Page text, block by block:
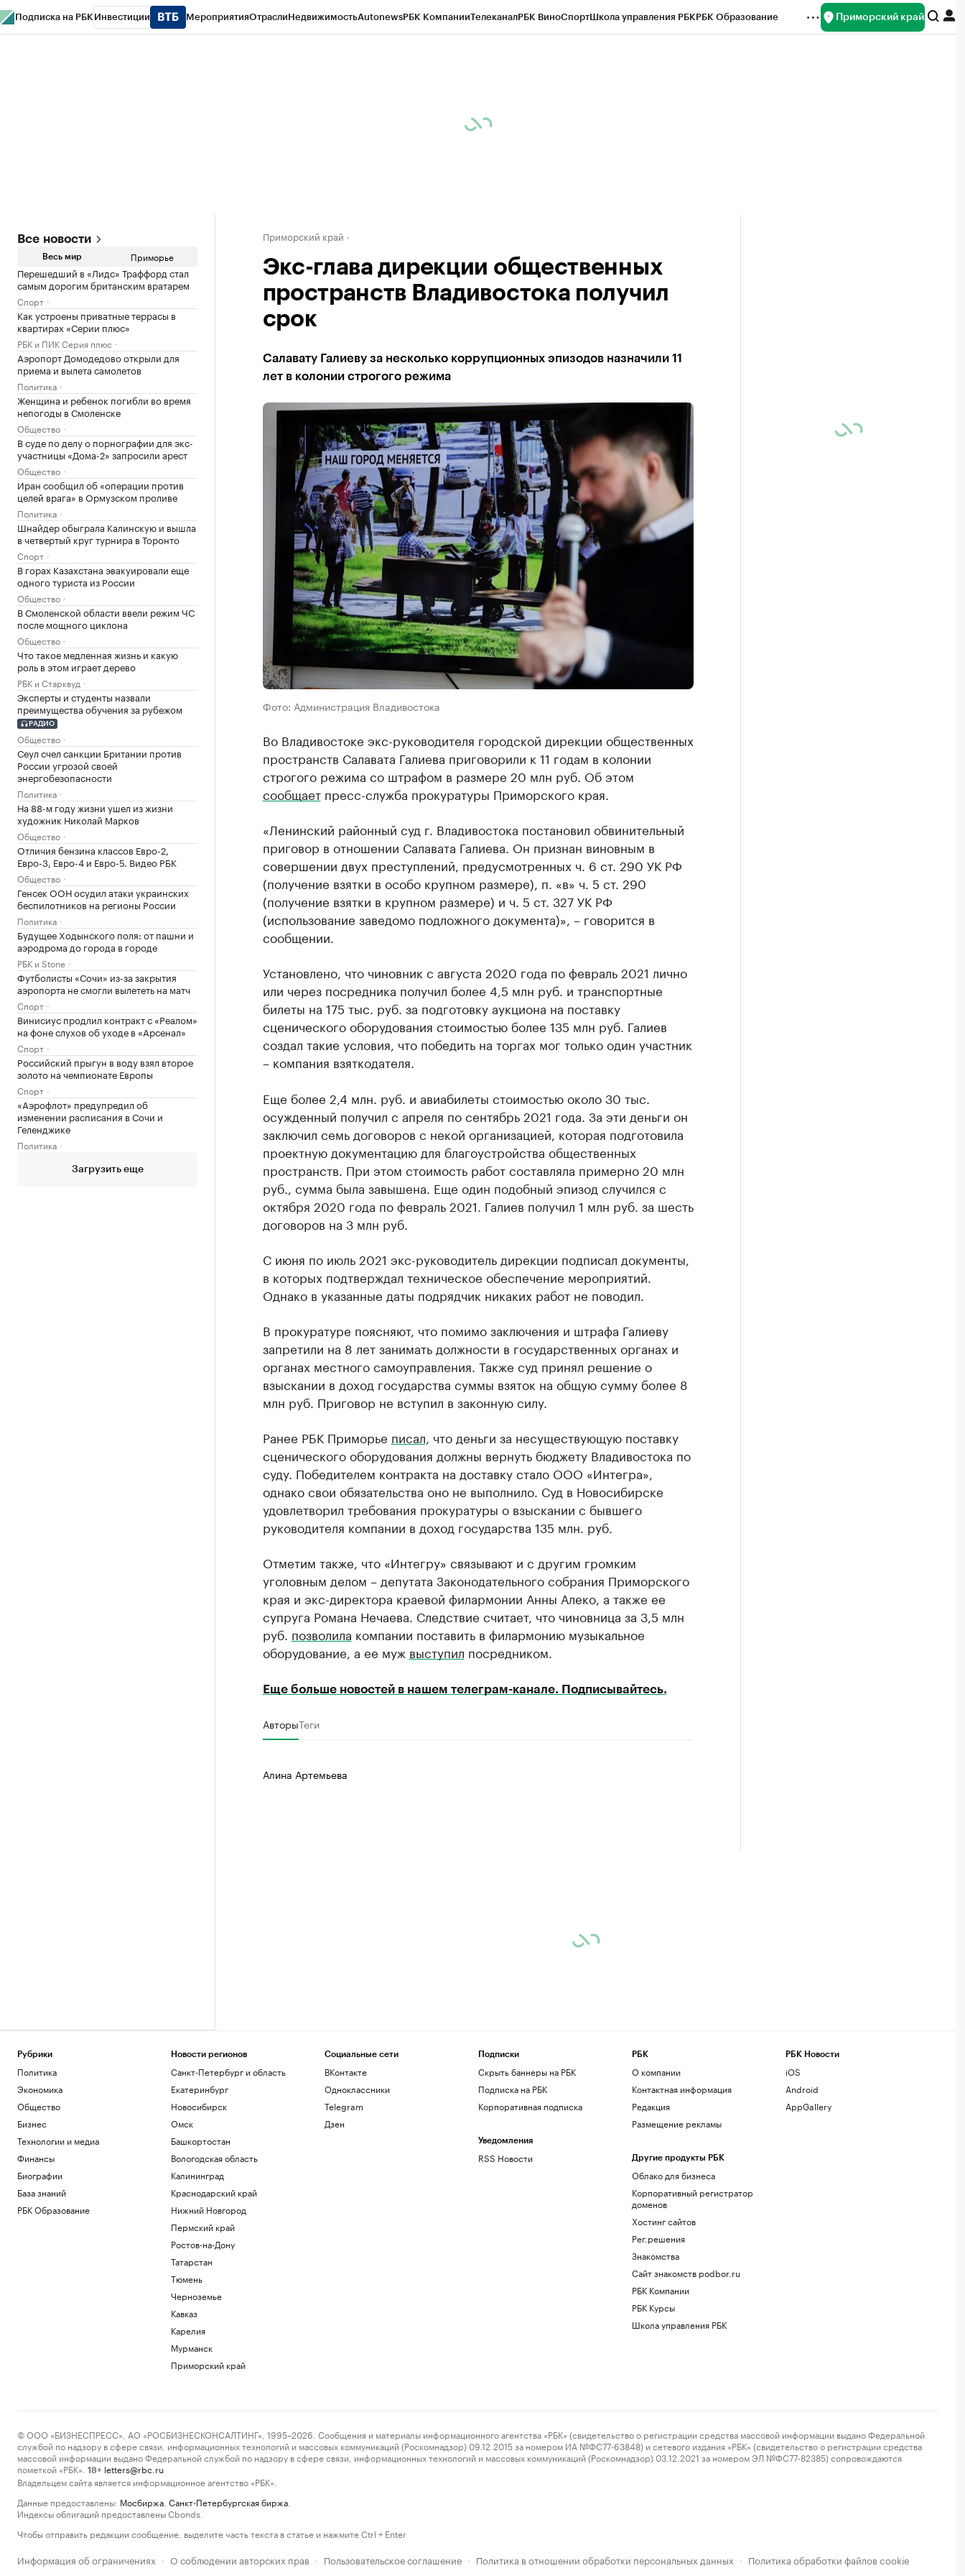
Подписка на РБК Инвестиции МероприятияОтраслиНедвижимостьAutonewsРБК КомпанииТелеканалРБК ВиноСпортШкола управления РБКРБК Образование Приморский край
Все новости
Весь мир Приморье
Перешедший в «Лидс» Траффорд стал
самым дорогим британским вратарем
Спорт
Как устроены приватные террасы в
квартирах «Серии плюс»
РБК и ПИК Серия плюс
Аэропорт Домодедово открыли для
приема и вылета самолетов
Политика
Женщина и ребенок погибли во время
непогоды в Смоленске
Общество
В суде по делу о порнографии для экс-
участницы «Дома-2» запросили арест
Общество
Иран сообщил об «операции против
целей врага» в Ормузском проливе
Политика
Шнайдер обыграла Калинскую и вышла
в четвертый круг турнира в Торонто
Спорт
В горах Казахстана эвакуировали еще
одного туриста из России
Общество
В Смоленской области ввели режим ЧС
после мощного циклона
Общество
Что такое медленная жизнь и какую
роль в этом играет дерево
РБК и Старквуд
Эксперты и студенты назвали
преимущества обучения за рубежом
РАДИО
Общество
Сеул счел санкции Британии против
России угрозой своей
энергобезопасности
Политика
На 88-м году жизни ушел из жизни
художник Николай Марков
Общество
Отличия бензина классов Евро-2,
Евро-3, Евро-4 и Евро-5. Видео РБК
Общество
Генсек ООН осудил атаки украинских
беспилотников на регионы России
Политика
Будущее Ходынского поля: от пашни и
аэродрома до города в городе
РБК и Stone
Футболисты «Сочи» из-за закрытия
аэропорта не смогли вылететь на матч
Спорт
Винисиус продлил контракт с «Реалом»
на фоне слухов об уходе в «Арсенал»
Спорт
Российский прыгун в воду взял второе
золото на чемпионате Европы
Спорт
«Аэрофлот» предупредил об
изменении расписания в Сочи и
Геленджике
Политика
Загрузить еще
Приморский край
Экс-глава дирекции общественных
пространств Владивостока получил
срок
Салавату Галиеву за несколько коррупционных эпизодов назначили 11
лет в колонии строгого режима
Фото: Администрация Владивостока
Во Владивостоке экс-руководителя городской дирекции общественных
пространств Салавата Галиева приговорили к 11 годам в колонии
строгого режима со штрафом в размере 20 млн руб. Об этом
сообщаетпресс-служба прокуратуры Приморского края.
«Ленинский районный суд г. Владивостока постановил обвинительный
приговор в отношении Салавата Галиева. Он признан виновным в
совершении двух преступлений, предусмотренных ч. 6 ст. 290 УК РФ
(получение взятки в особо крупном размере), п. «в» ч. 5 ст. 290
(получение взятки в крупном размере) и ч. 5 ст. 327 УК РФ
(использование заведомо подложного документа)», – говорится в
сообщении.
Установлено, что чиновник с августа 2020 года по февраль 2021 лично
или через посредника получил более 4,5 млн руб. и транспортные
билеты на 175 тыс. руб. за подготовку аукциона на поставку
сценического оборудования стоимостью более 135 млн руб. Галиев
создал такие условия, что победить на торгах мог только один участник
– компания взяткодателя.
Еще более 2,4 млн. руб. и авиабилеты стоимостью около 30 тыс.
осужденный получил с апреля по сентябрь 2021 года. За эти деньги он
заключил семь договоров с некой организацией, которая подготовила
проектную документацию для благоустройства общественных
пространств. При этом стоимость работ составляла примерно 20 млн
руб., сумма была завышена. Еще один подобный эпизод случился с
октября 2020 года по февраль 2021. Галиев получил 1 млн руб. за шесть
договоров на 3 млн руб.
С июня по июль 2021 экс-руководитель дирекции подписал документы,
в которых подтверждал техническое обеспечение мероприятий.
Однако в указанные даты подрядчик никаких работ не поводил.
В прокуратуре поясняют, что помимо заключения и штрафа Галиеву
запретили на 8 лет занимать должности в государственных органах и
органах местного самоуправления. Также суд принял решение о
взыскании в доход государства суммы взяток на общую сумму более 8
млн руб. Приговор не вступил в законную силу.
Ранее РБК Приморье писал , что деньги за несуществующую поставку
сценического оборудования должны вернуть бюджету Владивостока по
суду. Победителем контракта на доставку стало ООО «Интегра»,
однако свои обязательства оно не выполнило. Суд в Новосибирске
удовлетворил требования прокуратуры о взыскании с бывшего
руководителя компании в доход государства 135 млн. руб.
Отметим также, что «Интегру» связывают и с другим громким
уголовным делом – депутата Законодательного собрания Приморского
края и экс-директора краевой филармонии Анны Алеко, а также ее
супруга Романа Нечаева. Следствие считает, что чиновница за 3,5 млн
руб. позволила компании поставить в филармонию музыкальное
оборудование, а ее муж выступил посредником.
Еще больше новостей в нашем телеграм-канале. Подписывайтесь.
АвторыТеги
Алина Артемьева
Рубрики
Политика
Экономика
Общество
Бизнес
Технологии и медиа
Финансы
Биографии
База знаний
РБК Образование
Новости регионов
Санкт-Петербург и область
Екатеринбург
Новосибирск
Омск
Башкортостан
Вологодская область
Калининград
Краснодарский край
Нижний Новгород
Пермский край
Ростов-на-Дону
Татарстан
Тюмень
Черноземье
Кавказ
Карелия
Мурманск
Приморский край
Социальные сети
ВКонтакте
Одноклассники
Telegram
Дзен
Подписки
Скрыть баннеры на РБК
Подписка на РБК
Корпоративная подписка
Уведомления
RSS Новости
РБК
О компании
Контактная информация
Редакция
Размещение рекламы
Другие продукты РБК
Облако для бизнеса
Корпоративный регистратор
доменов
Хостинг сайтов
Рег.решения
Знакомства
Сайт знакомств podbor.ru
РБК Компании
РБК Курсы
Школа управления РБК
РБК Новости
iOS
Android
AppGallery
© ООО «БИЗНЕСПРЕСС», АО «РОСБИЗНЕСКОНСАЛТИНГ», 1995–2026. Сообщения и материалы информационного агентства «РБК» (свидетельство о регистрации средства массовой информации выдано Федеральной
службой по надзору в сфере связи, информационных технологий и массовых коммуникаций (Роскомнадзор) 09.12.2015 за номером ИА №ФС77-63848) и сетевого издания «РБК» (свидетельство о регистрации средства
массовой информации выдано Федеральной службой по надзору в сфере связи, информационных технологий и массовых коммуникаций (Роскомнадзор) 03.12.2021 за номером ЭЛ №ФС77-82385) сопровождаются
пометкой «РБК».
18+ letters@rbc.ru
Владельцем сайта является информационное агентство «РБК».
Данные предоставлены: Мосбиржа Санкт-Петербургская биржа
Индексы облигаций предоставлены Cbonds.
Чтобы отправить редакции сообщение, выделите часть текста в статье и нажмите Ctrl + Enter
Информация об ограничениях · О соблюдении авторских прав · Пользовательское соглашение · Политика в отношении обработки персональных данных · Политика обработки файлов cookie